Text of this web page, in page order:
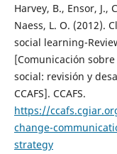
Harvey, B., Ensor, J.,
Naess, L. O. (2012).
social learning-
[Comunicación
social: revisión y
CCAFS]. CCAFS.
https://
change-
strategy